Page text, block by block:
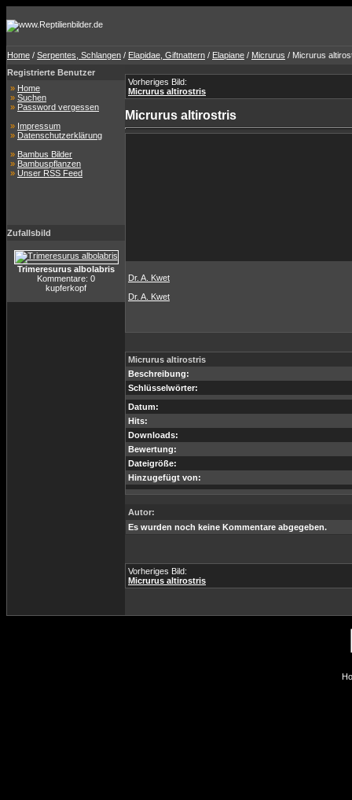
Home / Serpentes, Schlangen / Elapidae, Giftnattern / Elapiane / Micrurus / Micrurus
Registrierte Benutzer
» Home
» Suchen
» Password vergessen
» Impressum
» Datenschutzerklärung
» Bambus Bilder
» Bambuspflanzen
» Unser RSS Feed
Zufallsbild
Trimeresurus albolabris
Kommentare: 0
kupferkopf
Vorheriges Bild:
Micrurus altirostris
Micrurus altirostris
Dr. A. Kwet
Dr. A. Kwet
Micrurus altirostris
Beschreibung:
Schlüsselwörter:
Datum:
Hits:
Downloads:
Bewertung:
Dateigröße:
Hinzugefügt von:
Autor:
Es wurden noch keine Kommentare abgegeben.
Vorheriges Bild:
Micrurus altirostris